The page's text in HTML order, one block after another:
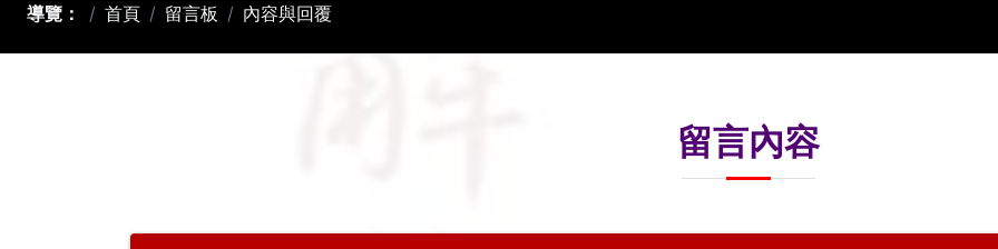
導覽： 首頁 留言板 內容與回覆
留言內容